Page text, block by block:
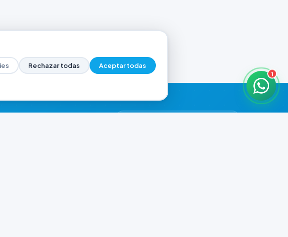
1
Rechazar todas Aceptar todas